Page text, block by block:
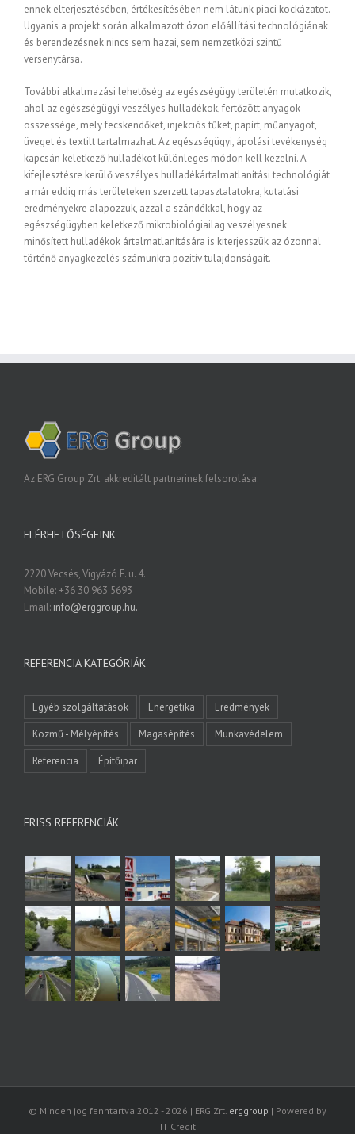
ennek elterjesztésében, értékesítésében nem látunk piaci kockázatot.
Ugyanis a projekt során alkalmazott ózon előállítási technológiának
és berendezésnek nincs sem hazai, sem nemzetközi szintű
versenytársa.
További alkalmazási lehetőség az egészségügy területén mutatkozik,
ahol az egészségügyi veszélyes hulladékok, fertőzött anyagok
összessége, mely fecskendőket, injekciós tűket, papírt, műanyagot,
üveget és textilt tartalmazhat. Az egészségügyi, ápolási tevékenység
kapcsán keletkező hulladékot különleges módon kell kezelni. A
kifejlesztésre kerülő veszélyes hulladékártalmatlanítási technológiát
a már eddig más területeken szerzett tapasztalatokra, kutatási
eredményekre alapozzuk, azzal a szándékkal, hogy az
egészségügyben keletkező mikrobiológiailag veszélyesnek
minősített hulladékok ártalmatlanítására is kiterjesszük az ózonnal
történő anyagkezelés számunkra pozitív tulajdonságait.
Az ERG Group Zrt. akkreditált partnerinek felsorolása:
ELÉRHETŐSÉGEINK
2220 Vecsés, Vigyázó F. u. 4.
Mobile: +36 30 963 5693
Email: info@erggroup.hu.
REFERENCIA KATEGÓRIÁK
Egyéb szolgáltatások Energetika
Eredmények
Közmű - Mélyépítés
Magasépítés
Munkavédelem
Referencia
Építőipar
FRISS REFERENCIÁK
© Minden jog fenntartva 2012 -2026 | ERG Zrt. erggroup | Powered by
IT Credit